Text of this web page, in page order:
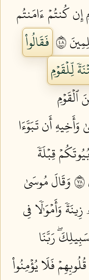
كُنتُمۡ ءَامَنتُم
٨٤
فَقَالُواْ
لِّلۡقَوۡمِ
ٱلۡقَوۡمِ
وَأَخِيهِ أَن تَبَوَّءَا
قِبۡلَةٗ
وَقَالَ مُوسَىٰ
وَأَمۡوَٰلٗا فِي
رَبَّنَا
فَلَا يُؤۡمِنُواْ